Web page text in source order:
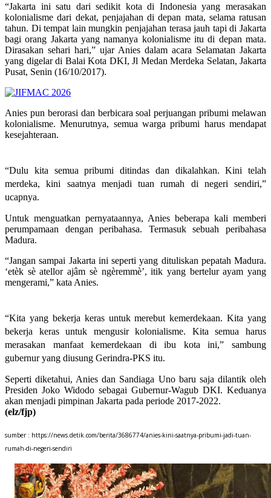
“Jakarta ini satu dari sedikit kota di Indonesia yang merasakan
kolonialisme dari dekat, penjajahan di depan mata, selama ratusan
tahun. Di tempat lain mungkin penjajahan terasa jauh tapi di Jakarta
bagi orang Jakarta yang namanya kolonialisme itu di depan mata.
Dirasakan sehari hari,” ujar Anies dalam acara Selamatan Jakarta
yang digelar di Balai Kota DKI, Jl Medan Merdeka Selatan, Jakarta
Pusat, Senin (16/10/2017).
Anies pun berorasi dan berbicara soal perjuangan pribumi melawan
kolonialisme. Menurutnya, semua warga pribumi harus mendapat
kesejahteraan.
“Dulu kita semua pribumi ditindas dan dikalahkan. Kini telah
merdeka, kini saatnya menjadi tuan rumah di negeri sendiri,”
ucapnya.
Untuk menguatkan pernyataannya, Anies beberapa kali memberi
perumpamaan dengan peribahasa. Termasuk sebuah peribahasa
Madura.
“Jangan sampai Jakarta ini seperti yang dituliskan pepatah Madura.
‘etèk sè atellor ajâm sè ngèremmè’, itik yang bertelur ayam yang
mengerami,” kata Anies.
“Kita yang bekerja keras untuk merebut kemerdekaan. Kita yang
bekerja keras untuk mengusir kolonialisme. Kita semua harus
merasakan manfaat kemerdekaan di ibu kota ini,” sambung
gubernur yang diusung Gerindra-PKS itu.
Seperti diketahui, Anies dan Sandiaga Uno baru saja dilantik oleh
Presiden Joko Widodo sebagai Gubernur-Wagub DKI. Keduanya
akan menjadi pimpinan Jakarta pada periode 2017-2022.
(elz/fjp)
sumber : https://news.detik.com/berita/3686774/anies-kini-saatnya-pribumi-jadi-tuan-
rumah-di-negeri-sendiri